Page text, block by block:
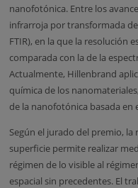
nanofotónica. Entre los
infrarroja por transformada
FTIR), en la que la resolución
comparada con la de la
Actualmente, Hillenbrand
química de los
de la nanofotónica basada en
Según el jurado del premio,
superficie permite realizar
régimen de lo visible al
espacial sin precedentes. El